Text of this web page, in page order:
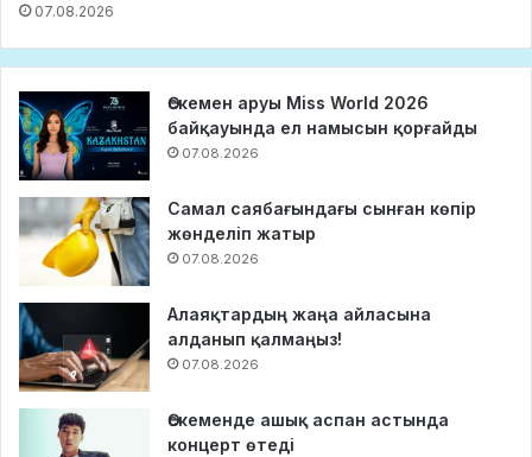
07.08.2026
Өскемен аруы Miss World 2026
байқауында ел намысын қорғайды
07.08.2026
Самал саябағындағы сынған көпір
жөнделіп жатыр
07.08.2026
Алаяқтардың жаңа айласына
алданып қалмаңыз!
07.08.2026
Өскеменде ашық аспан астында
концерт өтеді